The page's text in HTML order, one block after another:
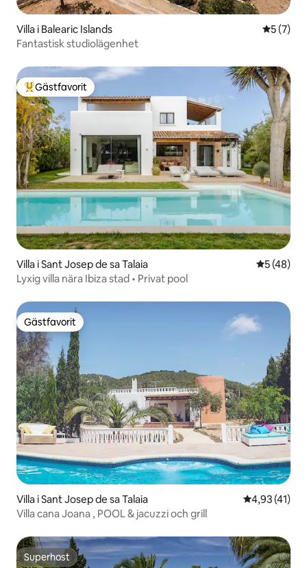
Villa i Balearic Islands 5 av 5 i
5 (7)
Fantastisk studiolägenhet
Populär gästfavorit
Gästfavorit
Villa i Sant Josep de sa Talaia 5 av 5 i
5 (48)
Lyxig villa nära Ibiza stad • Privat pool
Gästfavorit
Gästfavorit
Villa i Sant Josep de sa Talaia 4,93 av 5 i
4,93 (41)
Villa cana Joana , POOL & jacuzzi och grill
Superhost
Superhost